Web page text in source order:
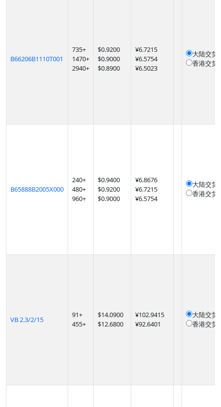
B66206B1110T001
735+
1470+
2940+
$0.9200
$0.9000
$0.8900
¥6.7215
¥6.5754
¥6.5023
大陆交货
香港交货
B65888B2005X000
240+
480+
960+
$0.9400
$0.9200
$0.9000
¥6.8676
¥6.7215
¥6.5754
大陆交货
香港交货
VB 2.3/2/15
91+
455+
$14.0900
$12.6800
¥102.9415
¥92.6401
大陆交货
香港交货